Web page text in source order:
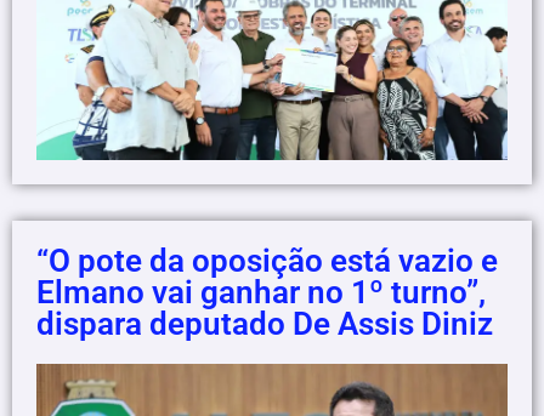
“O pote da oposição está vazio e
Elmano vai ganhar no 1º turno”,
dispara deputado De Assis Diniz